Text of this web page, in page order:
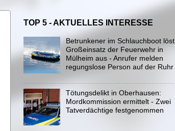
TOP 5 - AKTUELLES INTERESSE
Betrunkener im Schlauchboot löst
Großeinsatz der Feuerwehr in
Mülheim aus - Anrufer melden
regungslose Person auf der Ruhr
Tötungsdelikt in Oberhausen:
Mordkommission ermittelt - Zwei
Tatverdächtige festgenommen